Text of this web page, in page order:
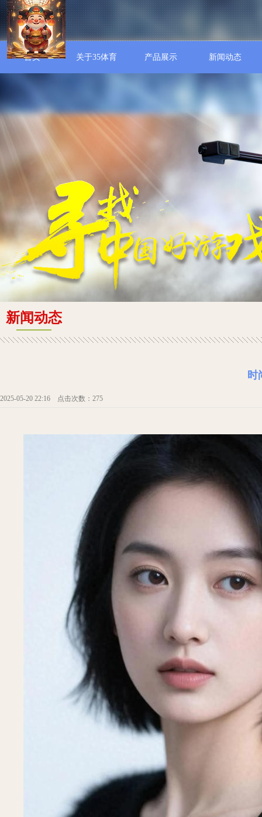
首页 关于35体育 产品展示 新闻动态
新闻动态
时
2025-05-20 22:16 点击次数：275